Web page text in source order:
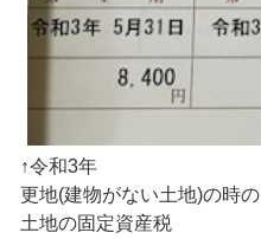
↑令和3年
更地(建物がない土地)の時の
土地の固定資産税